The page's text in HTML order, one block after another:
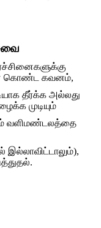
கொண்ட கவனம்,
தீர்க்க அல்லது
முடியும்
வளிமண்டலத்தை
இல்லாவிட்டாலும்),